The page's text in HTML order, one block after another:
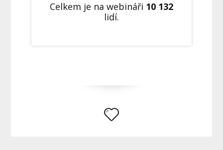
Celkem je na webináři 10 132
lidí.